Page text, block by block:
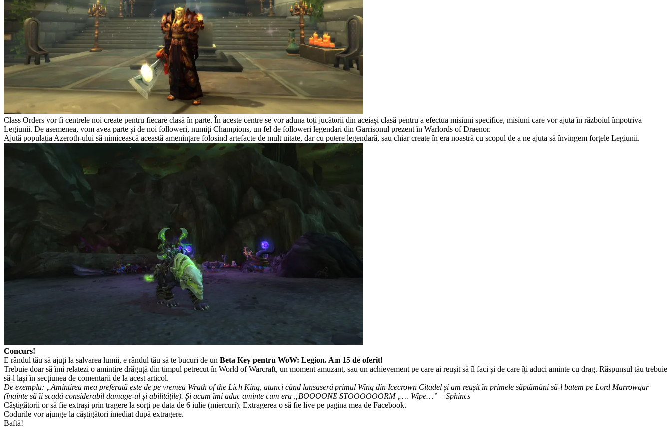
Class Orders vor fi centrele noi create pentru fiecare clasă în parte. În aceste centre se vor aduna toți jucătorii din aceiași clasă pentru a efectua misiuni specifice, misiuni care vor ajuta în războiul împotriva
Legiunii. De asemenea, vom avea parte și de noi followeri, numiți Champions, un fel de followeri legendari din Garrisonul prezent în Warlords of Draenor.
Ajută populația Azeroth-ului să nimicească această amenințare folosind artefacte de mult uitate, dar cu putere legendară, sau chiar create în era noastră cu scopul de a ne ajuta să învingem forțele Legiunii.
Concurs!
E rândul tău să ajuți la salvarea lumii, e rândul tău să te bucuri de un Beta Key pentru WoW: Legion. Am 15 de oferit!
Trebuie doar să îmi relatezi o amintire drăguță din timpul petrecut în World of Warcraft, un moment amuzant, sau un achievement pe care ai reușit să îl faci și de care îți aduci aminte cu drag. Răspunsul tău trebuie
să-l lași în secțiunea de comentarii de la acest articol.
De exemplu: „Amintirea mea preferată este de pe vremea Wrath of the Lich King, atunci când lansaseră primul Wing din Icecrown Citadel și am reușit în primele săptămâni să-l batem pe Lord Marrowgar
(înainte să îi scadă considerabil damage-ul și abilitățile). Și acum îmi aduc aminte cum era „BOOOONE STOOOOOORM „… Wipe…” – Sphincs
Câștigătorii or să fie extrași prin tragere la sorți pe data de 6 iulie (miercuri). Extragerea o să fie live pe pagina mea de Facebook.
Codurile vor ajunge la câștigători imediat după extragere.
Baftă!